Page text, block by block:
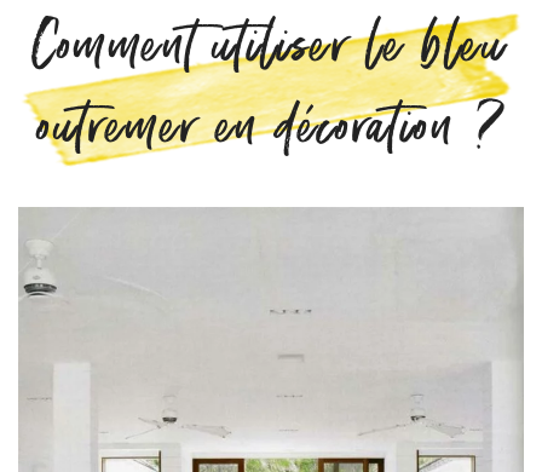
Comment utiliser le bleu
outremer en décoration ?